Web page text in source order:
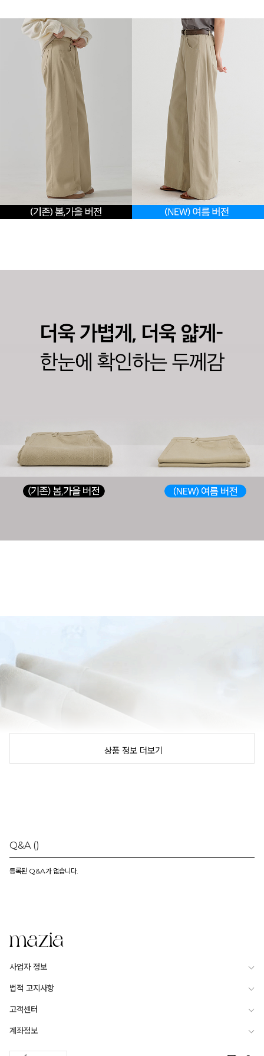
상품 정보 더보기
Q&A ()
등록된 Q&A가 없습니다.
사업자 정보
법적 고지사항
고객센터
계좌정보